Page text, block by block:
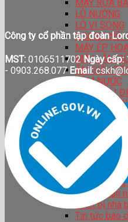
MÁY RỬA
LÒ NƯỚNG
LÒ VI SÓNG
XOONG NỒI
MÁY ÉP
MÁY LÀM
ẤM SIÊU
TĂM NƯỚC
BÀN CHẢI
CHẢO
BÌNH GIỮ
HỆ THỐNG ĐẠI LÍ
CATALOGUE
BẢO HÀNH
TIN TỨC
LIÊN HỆ
Tin tức công
Hướng dẫn
Thiết bị
Tin tức báo
Công ty cổ phần tập đoàn
MST: 0106511702Ngày cấp:
- 0903.268.077 Email: